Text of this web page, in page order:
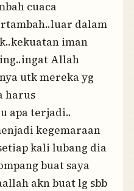
cuaca
dalam
iman
Allah
utk mereka yg
harus
apa terjadi..
kegemaraan
kali lubang dia
buat saya
akn buat lg sbb